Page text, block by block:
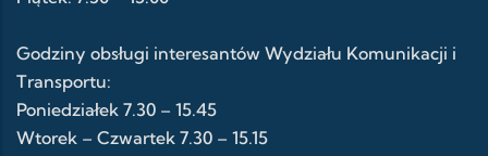
Godziny obsługi interesantów Wydziału Komunikacji i
Transportu:
Poniedziałek 7.30 – 15.45
Wtorek – Czwartek 7.30 – 15.15